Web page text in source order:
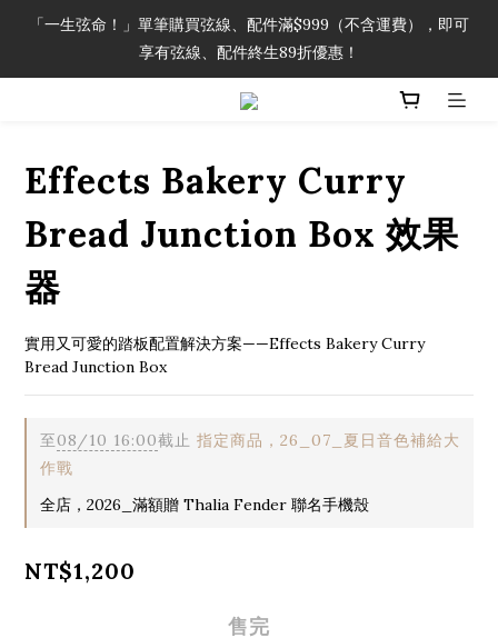
「一生弦命！」單筆購買弦線、配件滿$999（不含運費），即可
享有弦線、配件終生89折優惠！
「一生弦命！」單筆購買弦線、配件滿$999（不含運費），即可
享有弦線、配件終生89折優惠！
加入會員即領2000元購物金。 加入購物車查看更多折扣！
「一生弦命！」單筆購買弦線、配件滿$999（不含運費），即可
享有弦線、配件終生89折優惠！
Effects Bakery Curry
Bread Junction Box 效果
器
實用又可愛的踏板配置解決方案——Effects Bakery Curry
Bread Junction Box
至08/10 16:00截止 指定商品，26_07_夏日音色補給大
作戰
全店，2026_滿額贈 Thalia Fender 聯名手機殼
NT$1,200
售完